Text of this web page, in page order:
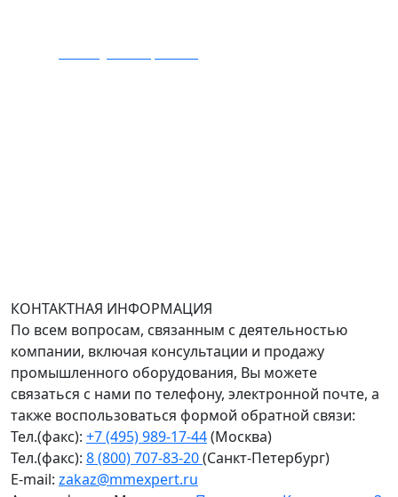
КОНТАКТНАЯ ИНФОРМАЦИЯ
По всем вопросам, связанным с деятельностью
компании, включая консультации и продажу
промышленного оборудования, Вы можете
связаться с нами по телефону, электронной почте, а
также воспользоваться формой обратной связи:
Тел.(факс): +7 (495) 989-17-44(Москва)
Тел.(факс): 8 (800) 707-83-20(Санкт-Петербург)
E-mail: zakaz@mmexpert.ru